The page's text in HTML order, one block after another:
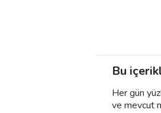
Bu
Her gün
ve mevcut